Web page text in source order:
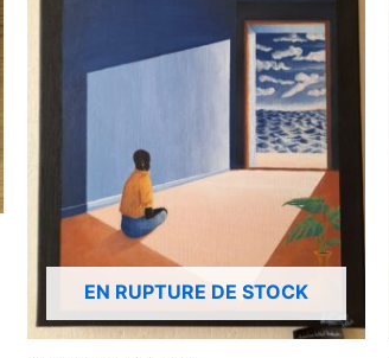
EN RUPTURE DE STOCK